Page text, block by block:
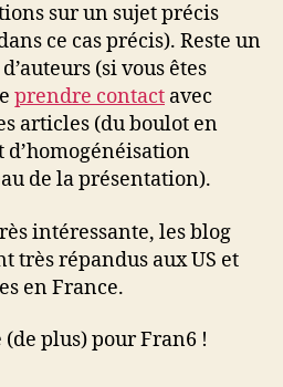
sur un sujet précis
ce cas précis). Reste un
(si vous êtes
prendre contact avec
articles (du boulot en
d’homogénéisation
de la présentation).
intéressante, les blog
très répandus aux US et
en France.
plus) pour Fran6 !